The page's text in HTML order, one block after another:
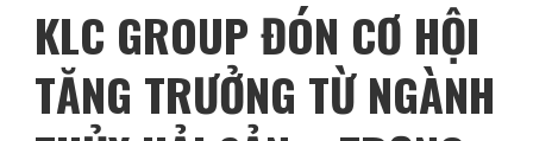
KLC GROUP ĐÓN CƠ HỘI
TĂNG TRƯỞNG TỪ NGÀNH